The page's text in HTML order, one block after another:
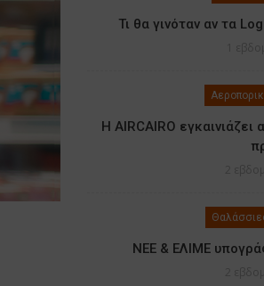
Τι θα γινόταν αν τα
Η AIRCAIRO
ΝΕΕ & ΕΛΙΜΕ